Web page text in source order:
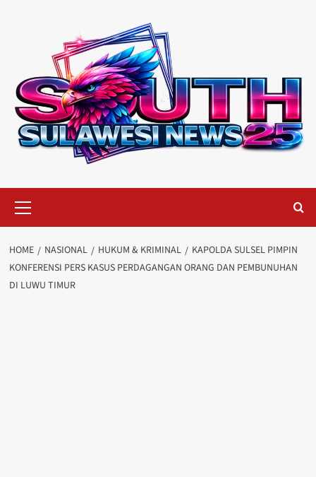
Menu
HOME NASIONAL HUKUM & KRIMINAL
KAPOLDA SULSEL PIMPIN
KONFERENSI PERS KASUS PERDAGANGAN ORANG DAN PEMBUNUHAN
DI LUWU TIMUR